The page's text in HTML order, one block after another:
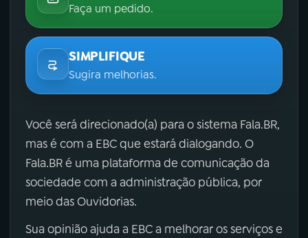
Faça um pedido.
SIMPLIFIQUE
Sugira melhorias.
Você será direcionado(a) para o sistema Fala.BR,
mas é com a EBC que estará dialogando. O
Fala.BR é uma plataforma de comunicação da
sociedade com a administração pública, por
meio das Ouvidorias.
Sua opinião ajuda a EBC a melhorar os serviços e